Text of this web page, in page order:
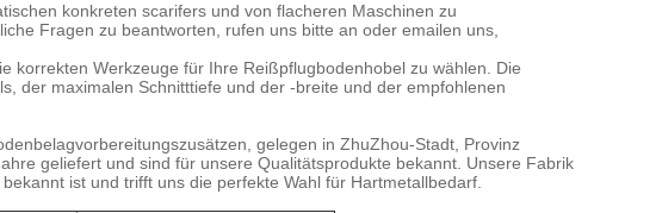
konkreten scarifers und von flacheren Maschinen zu
Fragen zu beantworten, rufen uns bitte an oder emailen uns,
korrekten Werkzeuge für Ihre Reißpflugbodenhobel zu wählen. Die
der maximalen Schnitttiefe und der -breite und der empfohlenen
gelegen in ZhuZhou-Stadt, Provinz
geliefert und sind für unsere Qualitätsprodukte bekannt. Unsere Fabrik
ist und trifft uns die perfekte Wahl für Hartmetallbedarf.